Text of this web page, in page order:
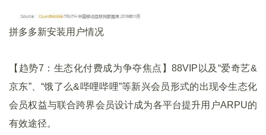
拼多多新安装用户情况
【趋势7：生态化付费成为争夺焦点】88VIP以及“爱奇艺&
京东”、“饿了么&哔哩哔哩”等新兴会员形式的出现令生态化
会员权益与联合跨界会员设计成为各平台提升用户ARPU的
有效途径。